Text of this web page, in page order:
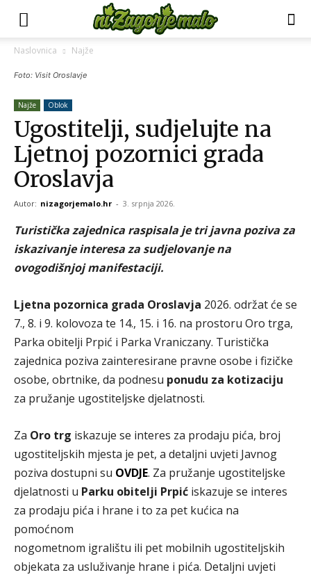
Naslovnica Najže
Foto: Visit Oroslavje
Najže Oblok
Ugostitelji, sudjelujte na
Ljetnoj pozornici grada
Oroslavja
Autor: nizagorjemalo.hr - 3. srpnja 2026.
Turistička zajednica raspisala je tri javna poziva za
iskazivanje interesa za sudjelovanje na
ovogodišnjoj manifestaciji.
Ljetna pozornica grada Oroslavja 2026. održat će se
7., 8. i 9. kolovoza te 14., 15. i 16. na prostoru Oro trga,
Parka obitelji Prpić i Parka Vraniczany. Turistička
zajednica poziva zainteresirane pravne osobe i fizičke
osobe, obrtnike, da podnesu ponudu za kotizaciju
za pružanje ugostiteljske djelatnosti.
Za Oro trg iskazuje se interes za prodaju pića, broj
ugostiteljskih mjesta je pet, a detaljni uvjeti Javnog
poziva dostupni su OVDJE. Za pružanje ugostiteljske
djelatnosti u Parku obitelji Prpić iskazuje se interes
za prodaju pića i hrane i to za pet kućica na
pomoćnom
nogometnom igralištu ili pet mobilnih ugostiteljskih
objekata za usluživanje hrane i pića. Detaljni uvjeti